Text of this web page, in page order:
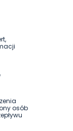
osób
DO DYSKUSJI